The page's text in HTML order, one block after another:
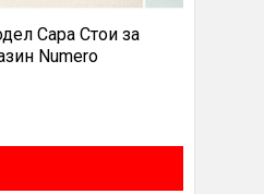
Сара Стои за
Numero